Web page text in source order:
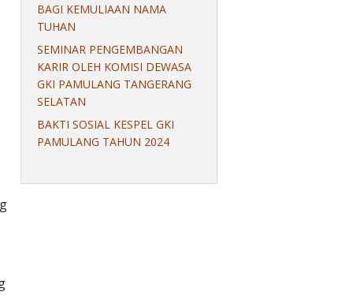
BAGI KEMULIAAN NAMA
TUHAN
SEMINAR PENGEMBANGAN
KARIR OLEH KOMISI DEWASA
GKI PAMULANG TANGERANG
SELATAN
BAKTI SOSIAL KESPEL GKI
PAMULANG TAHUN 2024